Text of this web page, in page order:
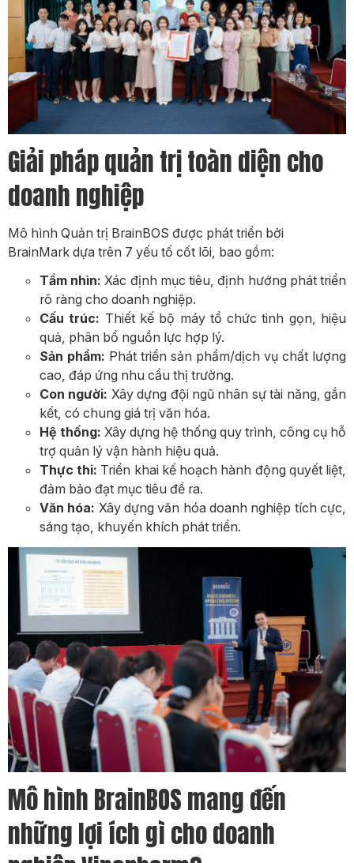
Giải pháp quản trị toàn diện cho
doanh nghiệp
Mô hình Quản trị BrainBOS được phát triển bởi
BrainMark dựa trên 7 yếu tố cốt lõi, bao gồm:
Tầm nhìn: Xác định mục tiêu, định hướng phát triển
rõ ràng cho doanh nghiệp.
Cấu trúc: Thiết kế bộ máy tổ chức tinh gọn, hiệu
quả, phân bổ nguồn lực hợp lý.
Sản phẩm: Phát triển sản phẩm/dịch vụ chất lượng
cao, đáp ứng nhu cầu thị trường.
Con người: Xây dựng đội ngũ nhân sự tài năng, gắn
kết, có chung giá trị văn hóa.
Hệ thống: Xây dựng hệ thống quy trình, công cụ hỗ
trợ quản lý vận hành hiệu quả.
Thực thi: Triển khai kế hoạch hành động quyết liệt,
đảm bảo đạt mục tiêu đề ra.
Văn hóa: Xây dựng văn hóa doanh nghiệp tích cực,
sáng tạo, khuyến khích phát triển.
Mô hình BrainBOS mang đến
những lợi ích gì cho doanh